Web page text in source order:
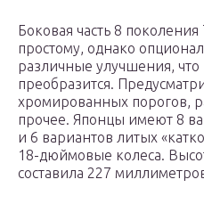
Боковая часть 8
простому, однако
различные улучшения,
преобразится.
хромированных порогов,
прочее. Японцы имеют 8
и 6 вариантов литых
18-дюймовые колеса.
составила 227